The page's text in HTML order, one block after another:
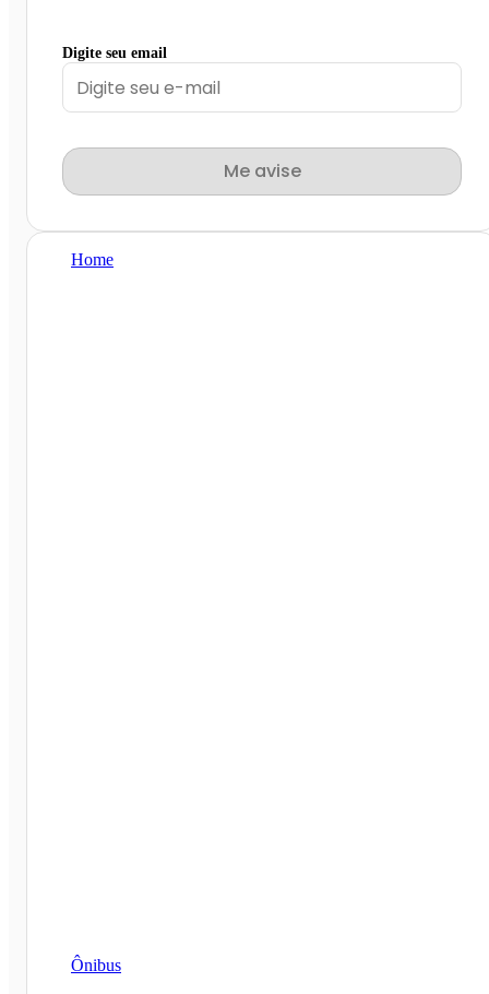
Digite seu email
Me avise
Home
Ônibus